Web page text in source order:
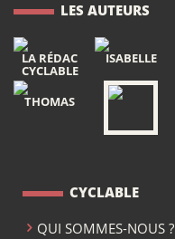
LES AUTEURS
LA RÉDAC
CYCLABLE
ISABELLE
THOMAS
CYCLABLE
QUI SOMMES-NOUS ?